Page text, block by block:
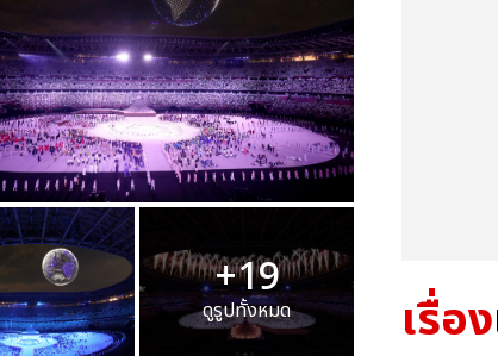
+19
ดูรูปทั้งหมด เรื่อง